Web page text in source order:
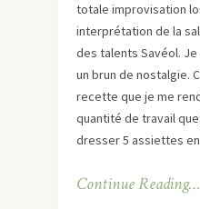
totale improvisation
interprétation de la
des talents Savéol. Je
un brun de nostalgie.
recette que je me
quantité de travail
dresser 5 assiettes
Continue Reading…